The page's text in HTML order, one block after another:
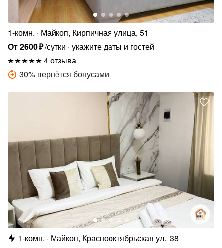
1-комн.
Майкоп, Кирпичная улица, 51
От2600₽/сутки укажите даты и гостей
4 отзыва
30% вернётся бонусами
1-комн.
Майкоп, Краснооктябрьская ул., 38